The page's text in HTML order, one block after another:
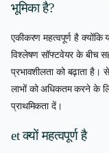
भूमिका है?
एकीकरण महत्वपूर्ण है
विश्लेषण सॉफ्टवेयर के बीच
प्रभावशीलता को बढ़ाता
लाभों को अधिकतम करने के
प्राथमिकता दें।
et क्यों महत्वपूर्ण है